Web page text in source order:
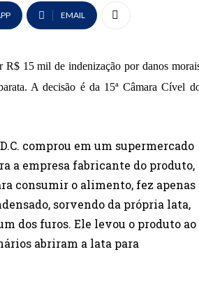
EMAIL
R$ 15 mil de indenização por danos
A decisão é da 15ª Câmara Cível
comprou em um supermercado
a empresa fabricante do produto,
consumir o alimento, fez apenas
sorvendo da própria lata,
dos furos. Ele levou o produto ao
abriram a lata para